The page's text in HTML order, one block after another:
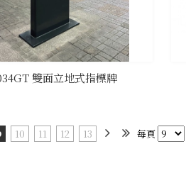
雙面立地式指標牌
10 11 12 13 每頁